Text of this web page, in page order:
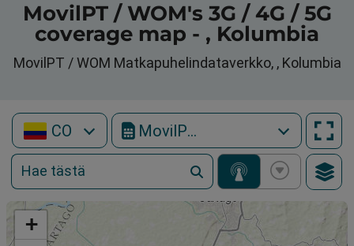
MovilPT / WOM's 3G / 4G / 5G
coverage map - , Kolumbia
MovilPT / WOM Matkapuhelindataverkko, , Kolumbia
CO MovilPT / WOM
+